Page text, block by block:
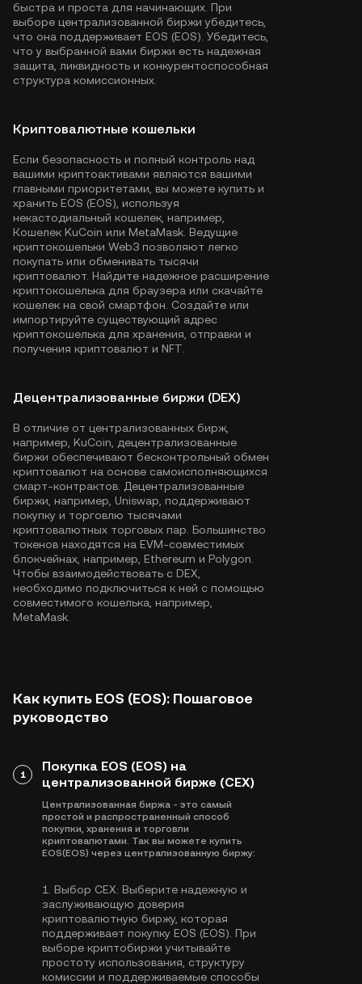
быстра и проста для начинающих. При
выборе централизованной биржи убедитесь,
что она поддерживает EOS (EOS). Убедитесь,
что у выбранной вами биржи есть надежная
защита, ликвидность и конкурентоспособная
структура комиссионных.
Криптовалютные кошельки
Если безопасность и полный контроль над
вашими криптоактивами являются вашими
главными приоритетами, вы можете купить и
хранить EOS (EOS), используя
некастодиальный кошелек, например,
Кошелек KuCoin или MetaMask. Ведущие
криптокошельки Web3 позволяют легко
покупать или обменивать тысячи
криптовалют. Найдите надежное расширение
криптокошелька для браузера или скачайте
кошелек на свой смартфон. Создайте или
импортируйте существующий адрес
криптокошелька для хранения, отправки и
получения криптовалют и NFT.
Децентрализованные биржи (DEX)
В отличие от централизованных бирж,
например, KuCoin, децентрализованные
биржи обеспечивают бесконтрольный обмен
криптовалют на основе самоисполняющихся
смарт-контрактов. Децентрализованные
биржи, например, Uniswap, поддерживают
покупку и торговлю тысячами
криптовалютных торговых пар. Большинство
токенов находятся на EVM-совместимых
блокчейнах, например, Ethereum и Polygon
Чтобы взаимодействовать с DEX,
необходимо подключиться к ней с помощью
совместимого кошелька, например,
MetaMask.
Как купить EOS (EOS): Пошаговое
руководство
1
Покупка EOS (EOS) на
централизованной бирже (CEX)
Централизованная биржа - это самый
простой и распространенный способ
покупки, хранения и торговли
криптовалютами. Так вы можете купить
EOS(EOS) через централизованную биржу:
1. Выбор CEX: Выберите надежную и
заслуживающую доверия
криптовалютную биржу, которая
поддерживает покупку EOS (EOS). При
выборе криптобиржи учитывайте
простоту использования, структуру
комиссии и поддерживаемые способы